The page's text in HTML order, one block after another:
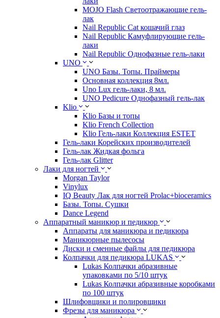
MOJO Flash Светоотражающие гель-
лак
Nail Republic Cat кошачий глаз
Nail Republic Камуфлирующие гель-
лаки
Nail Republic Однофазные гель-лаки
UNO
UNO Базы. Топы. Праймеры
Основная коллекция 8мл.
Uno Lux гель-лаки, 8 мл.
UNO Pedicure Однофазный гель-лак
Klio
Klio Базы и топы
Klio French Collection
Klio Гель-лаки Коллекция ESTET
Гель-лаки Корейских производителей
Гель-лак Жидкая фольга
Гель-лак Glitter
Лаки для ногтей
Morgan Taylor
Vinylux
IQ Beauty Лак для ногтей Prolac+bioceramics
Базы. Топы. Сушки
Dance Legend
Аппаратный маникюр и педикюр
Аппараты для маникюра и педикюра
Маникюрные пылесосы
Диски и сменные файлы для педикюра
Колпачки для педикюра LUKAS
Lukas Колпачки абразивные
упаковками по 5/10 штук
Lukas Колпачки абразивные коробками
по 100 штук
Шлифовщики и полировщики
Фрезы для маникюра